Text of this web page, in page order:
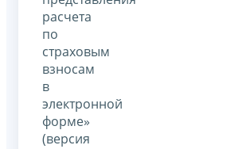
расчета
по
страховым
взносам
в
электронной
форме»
(версия